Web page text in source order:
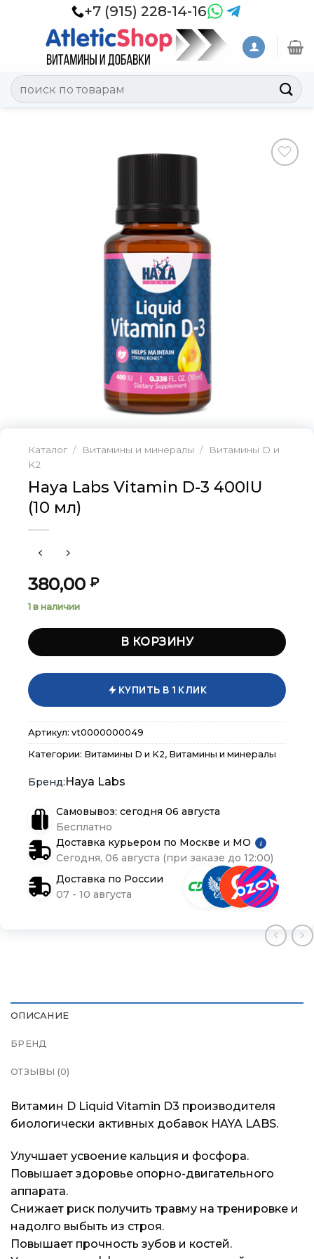
+7 (915) 228-14-16
Искать:
Каталог / Витамины и минералы /
Витамины D и
K2
Haya Labs Vitamin D-3 400IU
(10 мл)
380,00 ₽
1 в наличии
В КОРЗИНУ
КУПИТЬ В 1 КЛИК
Артикул: vt0000000049
Категории: Витамины D и K2, Витамины и минералы
Haya Labs
Самовывоз: сегодня 06 августа
Бесплатно
Доставка курьером по Москве и МО
i
Сегодня, 06 августа (при заказе до 12:00)
Доставка по России
07 - 10 августа
ОПИСАНИЕ
БРЕНД
ОТЗЫВЫ (0)
Витамин D Liquid Vitamin D3 производителя
биологически активных добавок HAYA LABS.
Улучшает усвоение кальция и фосфора.
Повышает здоровье опорно-двигательного
аппарата.
Снижает риск получить травму на тренировке и
надолго выбыть из строя.
Повышает прочность зубов и костей.
Меню ×
Каталог
Бренды
Подарочные сертификаты
Магазины
Блог
Меню ×
Каталог
Бренды
Подарочные сертификаты
Магазины
Блог
Меню ×
Каталог
Бренды
Подарочные сертификаты
Магазины
Блог